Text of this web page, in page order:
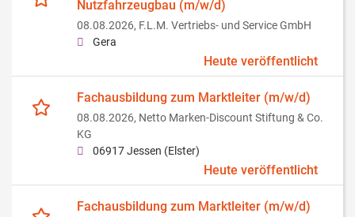
Nutzfahrzeugbau (m/w/d)
08.08.2026, F.L.M. Vertriebs- und Service GmbH
Gera
Heute veröffentlicht
Fachausbildung zum Marktleiter (m/w/d)
08.08.2026, Netto Marken-Discount Stiftung & Co.
KG
06917 Jessen (Elster)
Heute veröffentlicht
Fachausbildung zum Marktleiter (m/w/d)